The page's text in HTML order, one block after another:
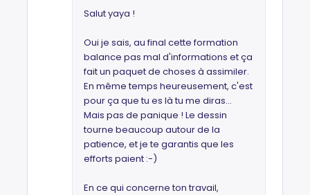
Salut yaya !
Oui je sais, au final cette formation
balance pas mal d'informations et ça
fait un paquet de choses à assimiler.
En même temps heureusement, c'est
pour ça que tu es là tu me diras...
Mais pas de panique ! Le dessin
tourne beaucoup autour de la
patience, et je te garantis que les
efforts paient :-)
En ce qui concerne ton travail,